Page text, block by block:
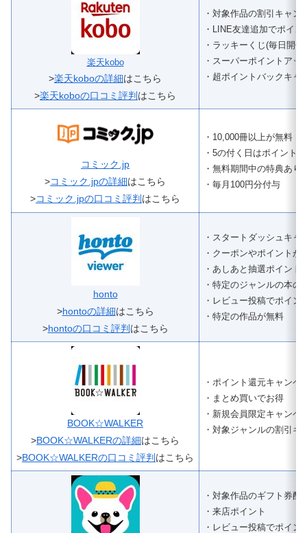
楽天kobo
>楽天koboの詳細はこちら
>楽天koboの口コミ評判 はこちら
・対象作品の割引キャン
・LINE友達追加でポイン
・ラッキーくじ(毎日開
・スーパーポイントア
・超ポイントバックキャ
コミック.jp
>コミック.jpの詳細はこちら
>コミック.jpの口コミ評判 はこちら
・10,000冊以上が無料
・5の付く日はポイント
・無料期間中の特典あり
・毎月100円分付与
honto
>hontoの詳細はこちら
>hontoの口コミ評判 はこちら
・スタートダッシュキャ
・クーポンやポイントが
・あしあと抽選ポイント
・特定のジャンルの本の
・レビュー投稿でポイン
・特定の作品が無料
BOOK☆WALKER
>BOOK☆WALKERの詳細はこちら
>BOOK☆WALKERの口コミ評判 はこちら
・ポイント還元キャンペ
・まとめ買いでお得
・新規会員限定キャンペ
・対象ジャンルの割引キ
・対象作品のギフト券配
・来店ポイント
・レビュー投稿でポイン